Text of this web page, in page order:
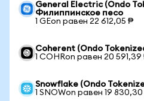
General Electric (Ondo
Филиппинское песо
1 GEon равен 22 612,05 ₱
Coherent (Ondo
1 COHRon равен 20 591,39
Snowflake (Ondo
1 SNOWon равен 19